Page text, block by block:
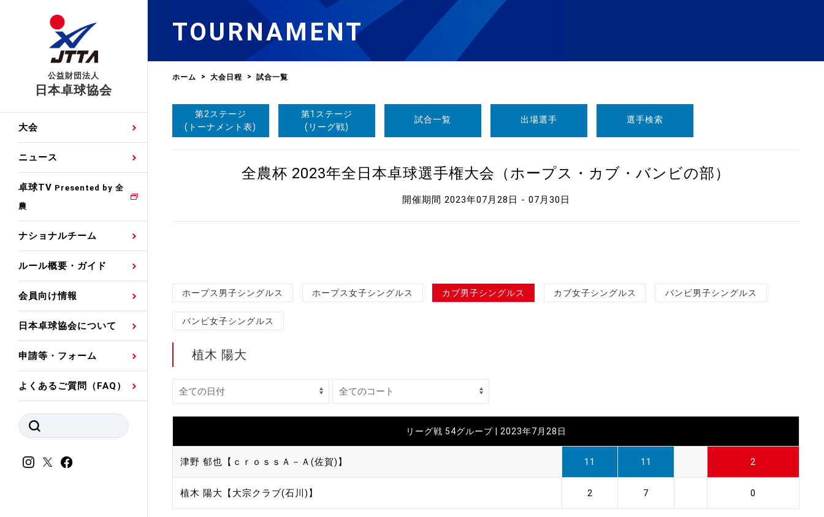
公益財団法人
日本卓球協会
大会 日程
ニュース
大会・試合
卓球TV Presented by 全
農
ナショナルチーム
男子ナショナルチーム選
手・候補
女子ナショナルチーム選
強化スタッフ
ルール概要・ガイド
卓球の基本的なルール
会員向け情報
協会会員登録
委員会
指導者養成委員会
スポーツ医・科学委員会
アンチ・ドーピング委員
会
日本卓球協会について
卓球協会のミッション
事業計画・事業報告
財務諸表等
理事会報告
スポーツ振興くじ助成事業
等
申請等・フォーム
国際交流届申込みフォーム
審判員ネームプレート制作
申込
よくあるご質問（FAQ）
TOURNAMENT
ホーム 大会日程 試合一覧
第2ステージ
(トーナメント表)
第1ステージ
(リーグ戦)
試合一覧 出場選手 選手検索
全農杯 2023年全日本卓球選手権大会（ホープス・カブ・バンビの部）
開催期間 2023年07月28日 - 07月30日
ホープス男子シングルス ホープス女子シングルス カブ男子シングルス カブ女子シングルス バンビ男子シングルス
バンビ女子シングルス
植木 陽大
リーグ戦 54グループ | 2023年7月28日
津野 郁也【ｃｒｏｓｓＡ－Ａ(佐賀)】 11 11 2
植木 陽大【大宗クラブ(石川)】 2 7 0